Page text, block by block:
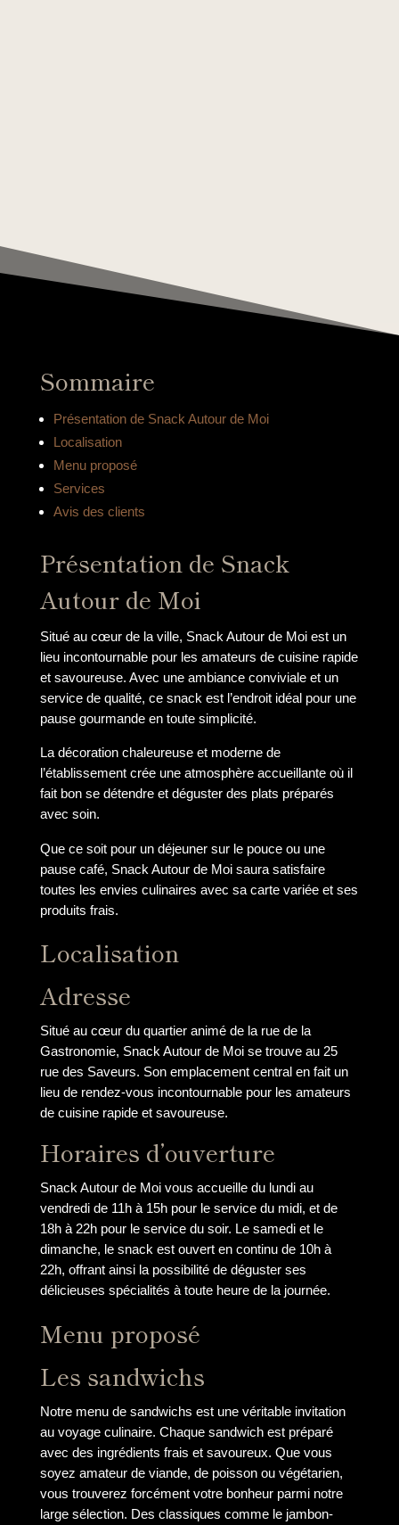
Sommaire
Présentation de Snack Autour de Moi
Localisation
Menu proposé
Services
Avis des clients
Présentation de Snack
Autour de Moi
Situé au cœur de la ville, Snack Autour de Moi est un
lieu incontournable pour les amateurs de cuisine rapide
et savoureuse. Avec une ambiance conviviale et un
service de qualité, ce snack est l’endroit idéal pour une
pause gourmande en toute simplicité.
La décoration chaleureuse et moderne de
l’établissement crée une atmosphère accueillante où il
fait bon se détendre et déguster des plats préparés
avec soin.
Que ce soit pour un déjeuner sur le pouce ou une
pause café, Snack Autour de Moi saura satisfaire
toutes les envies culinaires avec sa carte variée et ses
produits frais.
Localisation
Adresse
Situé au cœur du quartier animé de la rue de la
Gastronomie, Snack Autour de Moi se trouve au 25
rue des Saveurs. Son emplacement central en fait un
lieu de rendez-vous incontournable pour les amateurs
de cuisine rapide et savoureuse.
Horaires d’ouverture
Snack Autour de Moi vous accueille du lundi au
vendredi de 11h à 15h pour le service du midi, et de
18h à 22h pour le service du soir. Le samedi et le
dimanche, le snack est ouvert en continu de 10h à
22h, offrant ainsi la possibilité de déguster ses
délicieuses spécialités à toute heure de la journée.
Menu proposé
Les sandwichs
Notre menu de sandwichs est une véritable invitation
au voyage culinaire. Chaque sandwich est préparé
avec des ingrédients frais et savoureux. Que vous
soyez amateur de viande, de poisson ou végétarien,
vous trouverez forcément votre bonheur parmi notre
large sélection. Des classiques comme le jambon-